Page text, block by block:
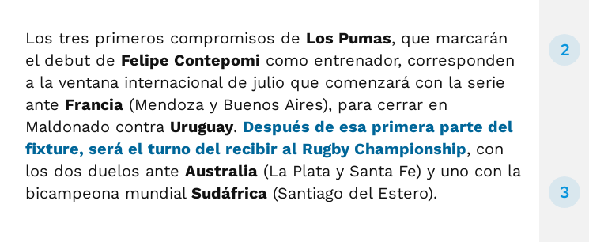
Los tres primeros compromisos de Los Pumas, que marcarán
el debut de Felipe Contepomi como entrenador, corresponden
a la ventana internacional de julio que comenzará con la serie
ante Francia (Mendoza y Buenos Aires), para cerrar en
Maldonado contra Uruguay. Después de esa primera parte del
fixture, será el turno del recibir al Rugby Championship, con
los dos duelos ante Australia (La Plata y Santa Fe) y uno con la
bicampeona mundial Sudáfrica (Santiago del Estero).